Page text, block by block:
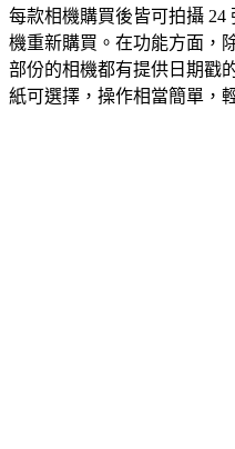
每款相機購買後皆可拍攝 24
機重新購買。在功能方面，
部份的相機都有提供日期戳
紙可選擇，操作相當簡單，